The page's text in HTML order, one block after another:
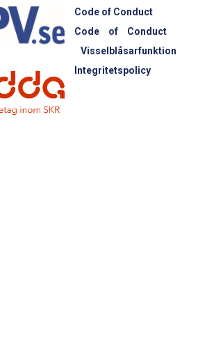
Code of Conduct
Code of Conduct
Visselblåsarfunktion
Integritetspolicy